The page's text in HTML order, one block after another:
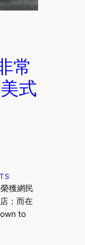
常
式
獲網民
；而在
to